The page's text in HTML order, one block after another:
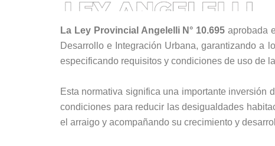
La Ley Provincial Angelelli N° 10.695 aprobada
Desarrollo e Integración Urbana, garantizando a
especificando requisitos y condiciones de uso de
Esta normativa significa una importante
condiciones para reducir las desigualdades
el arraigo y acompañando su crecimiento y